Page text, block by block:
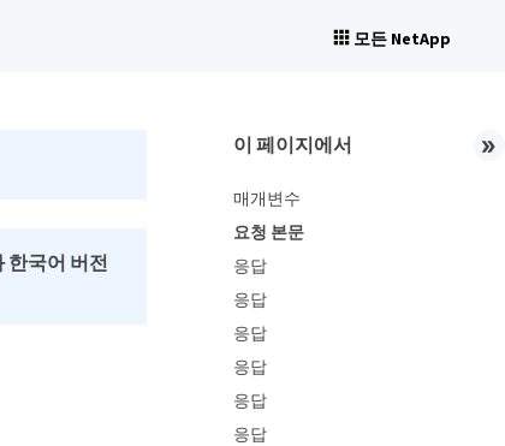
모든 NetApp
한국어 버전
이 페이지에서
매개변수
요청 본문
응답
응답
응답
응답
응답
응답